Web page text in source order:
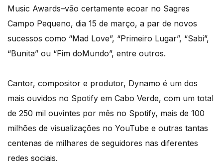
Music Awards–vão certamente ecoar no Sagres
Campo Pequeno, dia 15 de março, a par de novos
sucessos como “Mad Love”, “Primeiro Lugar”, “Sabi”,
“Bunita” ou “Fim doMundo”, entre outros.
Cantor, compositor e produtor, Dynamo é um dos
mais ouvidos no Spotify em Cabo Verde, com um total
de 250 mil ouvintes por mês no Spotify, mais de 100
milhões de visualizações no YouTube e outras tantas
centenas de milhares de seguidores nas diferentes
redes sociais.